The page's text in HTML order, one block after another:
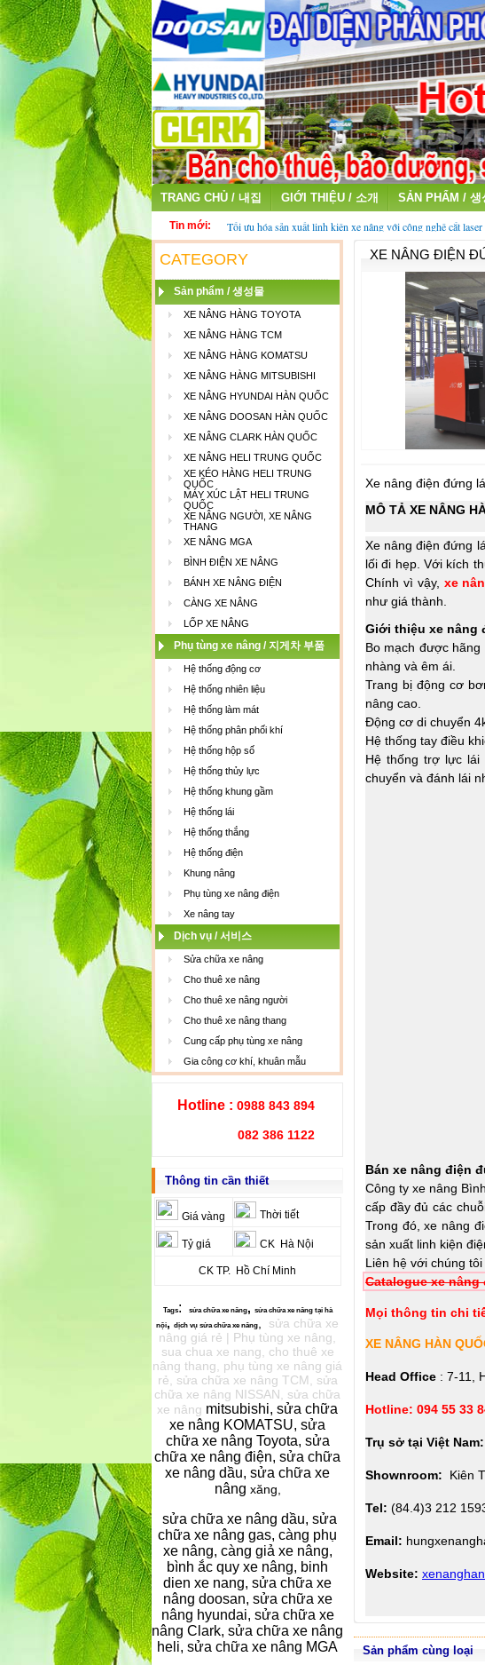
TRANG CHỦ / 내집 GIỚI THIỆU / 소개 SẢN PHẨM / 생
Tin mới:
Tối ưu hóa sản xuất linh kiện xe nâng với công nghệ cắt laser
fiber
Thu mua ắc quy cũ - ắc quy xe nâng đã qua sử dụng giá cao
CATEGORY
Sản phẩm / 생성물
XE NÂNG HÀNG TOYOTA
XE NÂNG HÀNG TCM
XE NÂNG HÀNG KOMATSU
XE NÂNG HÀNG MITSUBISHI
XE NÂNG HYUNDAI HÀN QUỐC
XE NÂNG DOOSAN HÀN QUỐC
XE NÂNG CLARK HÀN QUỐC
XE NÂNG HELI TRUNG QUỐC
XE KÉO HÀNG HELI TRUNG
QUỐC
MÁY XÚC LẬT HELI TRUNG
QUỐC
XE NÂNG NGƯỜI, XE NÂNG
THANG
XE NÂNG MGA
BÌNH ĐIỆN XE NÂNG
BÁNH XE NÂNG ĐIỆN
CÀNG XE NÂNG
LỐP XE NÂNG
Phụ tùng xe nâng / 지게차 부품
Hệ thống động cơ
Hệ thống nhiên liệu
Hệ thống làm mát
Hệ thống phân phối khí
Hệ thống hộp số
Hệ thống thủy lực
Hệ thống khung gầm
Hệ thống lái
Hệ thống thắng
Hệ thống điện
Khung nâng
Phụ tùng xe nâng điện
Xe nâng tay
Dịch vụ / 서비스
Sửa chữa xe nâng
Cho thuê xe nâng
Cho thuê xe nâng người
Cho thuê xe nâng thang
Cung cấp phụ tùng xe nâng
Gia công cơ khí, khuân mẫu
Hotline : 0988 843 894
082 386 1122
Thông tin cần thiết
Giá vàng Thời tiết
Tỷ giá CK Hà Nội
CK TP. Hồ Chí Minh
Tags: sửa chữa xenâng, sửa chữa xe nângtại hà
nội, dịch vụ sửa chữa xe nâng
sửa chữa xe
nâng giá rẻ | Phụ tùng xe nâng,
sua chua xe nang, cho thuê xe
nâng thang, phụ tùng xe nâng giá
rẻ, sửa chữa xe nâng TCM, sửa
chữa xe nâng NISSAN, sửa chữa
xe nâng mitsubishi, sửa chữa
xe nâng KOMATSU, sửa
chữa xe nâng Toyota, sửa
chữa xe nâng điện, sửa chữa
xe nâng dầu, sửa chữa xe
nâng xăng,
sửa chữa xe nâng dầu, sửa
chữa xe nâng gas, càng phụ
xe nâng, càng giả xe nâng,
bình ắc quy xe nâng, binh
dien xe nang, sửa chữa xe
nâng doosan, sửa chữa xe
nâng hyundai, sửa chữa xe
nâng Clark, sửa chữa xe nâng
heli, sửa chữa xe nâng MGA
XE NÂNG ĐIỆN
Xe nâng điện đứng
MÔ TẢ XE NÂNG
Xe nâng điện đứng
lối đi hẹp. Với kích
Chính vì vậy, xe
như giá thành.
Giới thiệu xe nâng
Bo mạch được
nhàng và êm ái.
Trang bị động cơ
nâng cao.
Động cơ di chuyển
Hệ thống tay điều
Hệ thống trợ lực lái
chuyển và đánh lái
Bán xe nâng điện
Công ty xe nâng
cấp đầy đủ các
Trong đó, xe nâng
sản xuất linh kiện
Liên hệ với chúng
Catalogue xe
Mọi thông tin chi
XE NÂNG HÀN
Head Office : 7-11,
Hotline: 094 55 33
Trụ sở tại Việt Nam:
Shownroom: Kiên
Tel: (84.4)3 212
Email:
Website:
Sản phẩm cùng loại